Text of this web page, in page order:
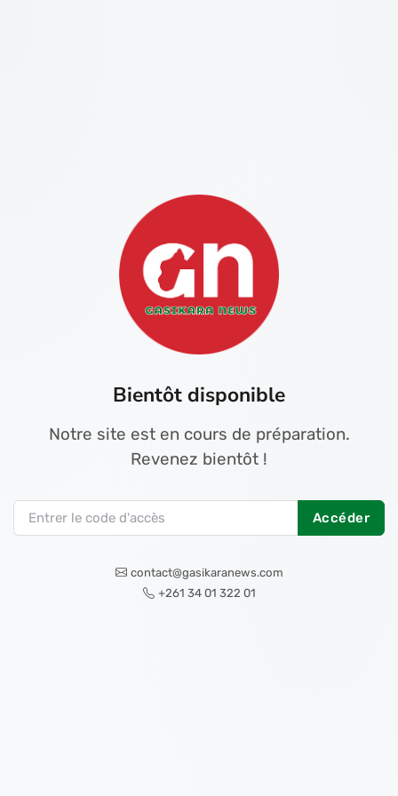
Bientôt disponible
Notre site est en cours de préparation.
Revenez bientôt !
Accéder
contact@gasikaranews.com
+261 34 01 322 01